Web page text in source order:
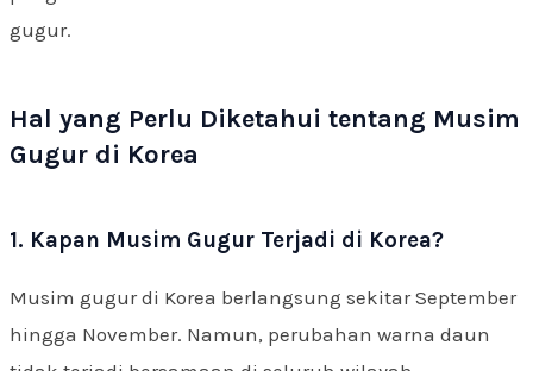
gugur.
Hal yang Perlu Diketahui tentang Musim
Gugur di Korea
1. Kapan Musim Gugur Terjadi di Korea?
Musim gugur di Korea berlangsung sekitar September
hingga November. Namun, perubahan warna daun